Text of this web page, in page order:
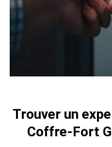
Trouver un
Coffre-Fort